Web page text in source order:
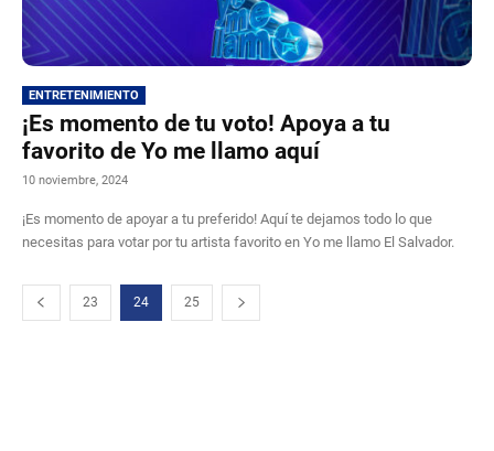
ENTRETENIMIENTO
¡Es momento de tu voto! Apoya a tu
favorito de Yo me llamo aquí
10 noviembre, 2024
¡Es momento de apoyar a tu preferido! Aquí te dejamos todo lo que
necesitas para votar por tu artista favorito en Yo me llamo El Salvador.
23 24 25